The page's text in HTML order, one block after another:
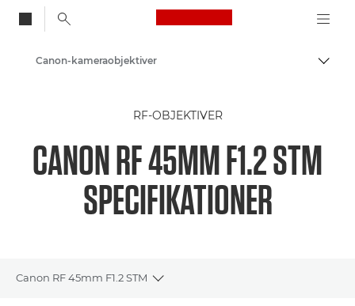
Canon Logo, back
Skift
Canon-kameraobjektiver
RF-OBJEKTIVER
CANON RF 45MM F1.2 STM
SPECIFIKATIONER
Canon RF 45mm F1.2 STM
Toggle breadcrumbs